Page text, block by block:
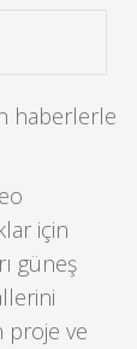
haberlerle
için
güneş
proje ve